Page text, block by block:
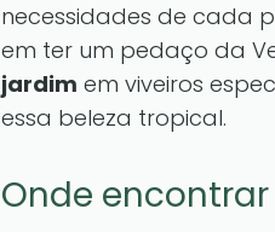
necessidades de cada
em ter um pedaço da
jardim em viveiros
essa beleza tropical.
Onde